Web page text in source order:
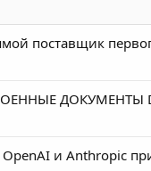
поставщик
ДОКУМЕНТЫ
и Anthropic